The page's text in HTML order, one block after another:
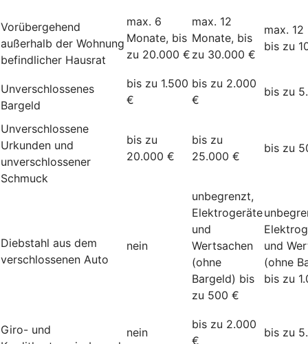
Vorübergehend
außerhalb der Wohnung
befindlicher Hausrat
max. 6
Monate, bis
zu 20.000 €
max. 12
Monate, bis
zu 30.000 €
max.
bis zu
Unverschlossenes
Bargeld
bis zu 1.500
€
bis zu 2.000
€
bis zu
Unverschlossene
Urkunden und
unverschlossener
Schmuck
bis zu
20.000 €
bis zu
25.000 €
bis zu
Diebstahl aus dem
verschlossenen Auto
nein
unbegrenzt,
Elektrogeräte
und
Wertsachen
(ohne
Bargeld) bis
zu 500 €
und
(ohne
bis zu
Giro- und
nein
bis zu 2.000
€
bis zu